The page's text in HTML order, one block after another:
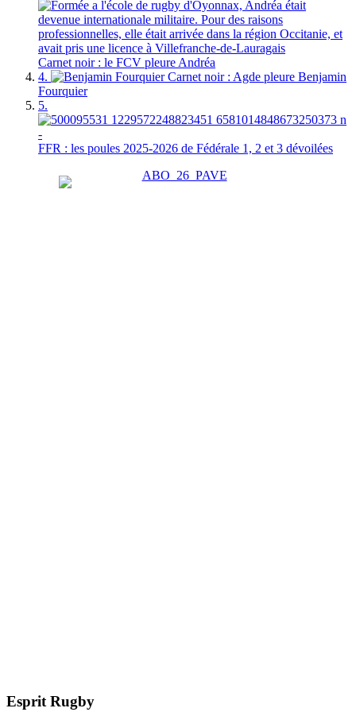
Carnet noir : le FCV pleure Andréa
4.
Carnet noir : Agde pleure Benjamin
Fourquier
5.
FFR : les poules 2025-2026 de Fédérale 1, 2 et 3 dévoilées
Esprit Rugby